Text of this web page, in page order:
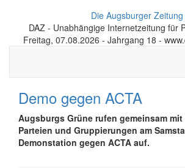
Die Augsburger Zeitung
DAZ - Unabhängige Internetzeitung für
Freitag, 07.08.2026 - Jahrgang 18 -
Demo gegen ACTA
Augsburgs Grüne rufen gemeinsam mit
Parteien und Gruppierungen am
Demonstation gegen ACTA auf.